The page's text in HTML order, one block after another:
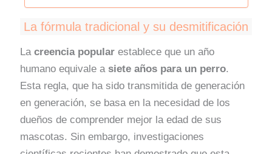
La fórmula tradicional y su desmitificación
Lacreencia popular establece que un año
humano equivale asiete años para un perro.
Esta regla, que ha sido transmitida de generación
en generación, se basa en la necesidad de los
dueños de comprender mejor la edad de sus
mascotas. Sin embargo, investigaciones